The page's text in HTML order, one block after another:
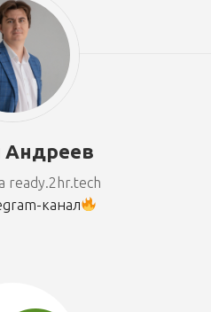
Андреев
ready.2hr.tech
канал